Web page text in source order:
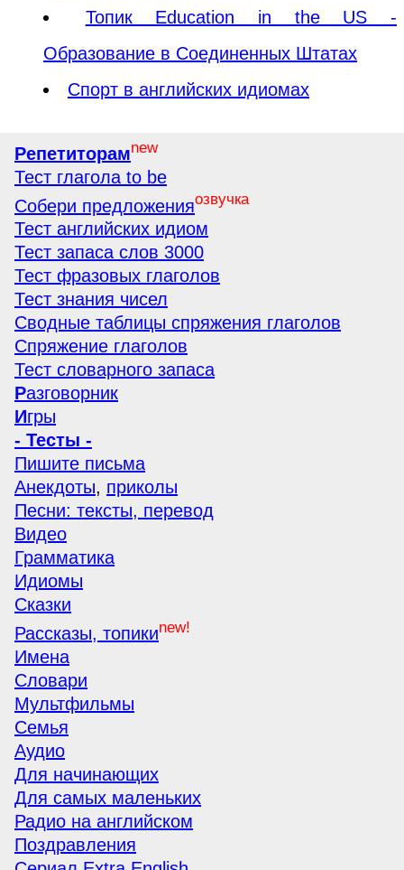
Топик Education in the US -
Образование в Соединенных Штатах
Спорт в английских идиомах
Репетиторамnew
Тест глагола to be
Собери предложенияозвучка
Тест английских идиом
Тест запаса слов 3000
Тест фразовых глаголов
Тест знания чисел
Сводные таблицы спряжения глаголов
Спряжение глаголов
Тест словарного запаса
Разговорник
Игры
- Тесты -
Пишите письма
Анекдоты, приколы
Песни: тексты, перевод
Видео
Грамматика
Идиомы
Сказки
Рассказы, топикиnew!
Имена
Словари
Мультфильмы
Семья
Аудио
Для начинающих
Для самых маленьких
Радио на английском
Поздравления